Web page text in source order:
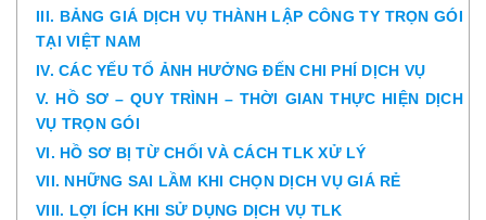
III. BẢNG GIÁ DỊCH VỤ THÀNH LẬP CÔNG TY TRỌN GÓI
TẠI VIỆT NAM
IV. CÁC YẾU TỐ ẢNH HƯỞNG ĐẾN CHI PHÍ DỊCH VỤ
V. HỒ SƠ – QUY TRÌNH – THỜI GIAN THỰC HIỆN DỊCH
VỤ TRỌN GÓI
VI. HỒ SƠ BỊ TỪ CHỐI VÀ CÁCH TLK XỬ LÝ
VII. NHỮNG SAI LẦM KHI CHỌN DỊCH VỤ GIÁ RẺ
VIII. LỢI ÍCH KHI SỬ DỤNG DỊCH VỤ TLK